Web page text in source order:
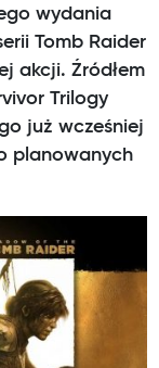
wydania
Tomb Raider
akcji. Źródłem
Trilogy
już wcześniej
planowanych